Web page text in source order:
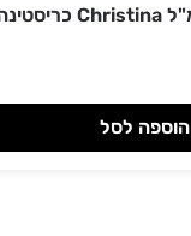
הוספה לסל